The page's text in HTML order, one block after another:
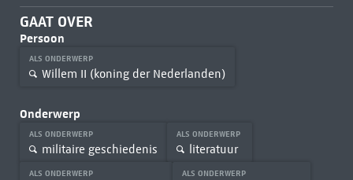
GAAT OVER
Persoon
ALS ONDERWERP
Willem II (koning der Nederlanden)
Onderwerp
ALS ONDERWERP
militaire geschiedenis
ALS ONDERWERP
literatuur
ALS ONDERWERP ALS ONDERWERP